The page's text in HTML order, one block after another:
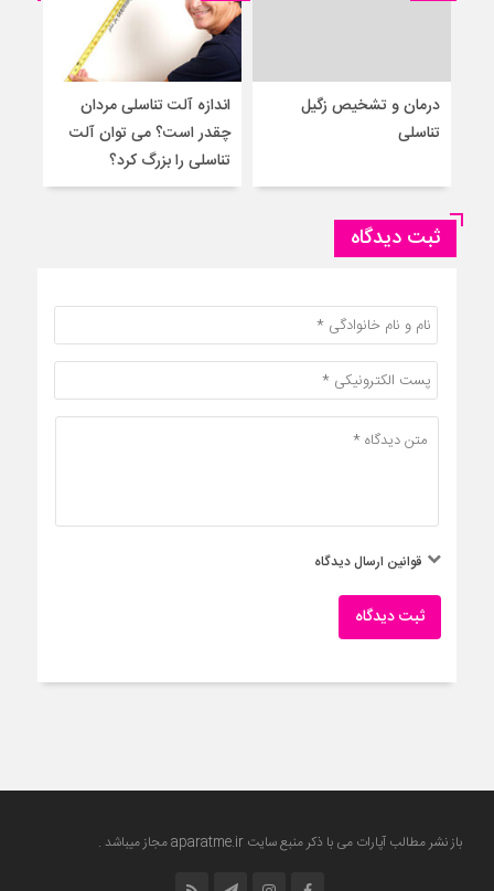
درمان و تشخیص زگیل
تناسلی
اندازه آلت تناسلی مردان
چقدر است؟ می توان آلت
تناسلی را بزرگ کرد؟
ثبت دیدگاه
قوانین ارسال دیدگاه
ثبت دیدگاه
باز نشر مطالب آپارات می با ذکر منبع سایت aparatme.irمجاز میباشد .